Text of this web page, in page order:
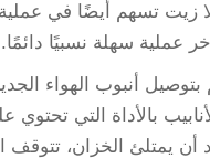
زيت تسهم أيضًا في عملية
عملية سهلة نسبيًا دائمًا.
بتوصيل أنبوب الهواء
بالأداة التي تحتوي
يمتلئ الخزان،